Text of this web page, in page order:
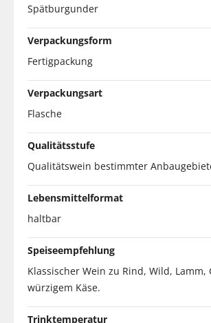
Spätburgunder
Verpackungsform
Fertigpackung
Verpackungsart
Flasche
Qualitätsstufe
Qualitätswein bestimmter
Lebensmittelformat
haltbar
Speiseempfehlung
Klassischer Wein zu Rind, Wild, Lamm,
würzigem Käse.
Trinktemperatur